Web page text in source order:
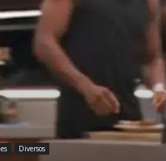
Diversos